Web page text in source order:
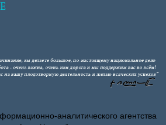
аналитического агентства